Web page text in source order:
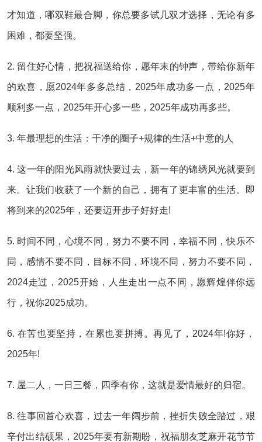
才知道，哪双鞋最合脚，你总要多试几双才选择，无论有多
困难，都要坚强。
2. 留住好心情，把祝福送给你，愿年末的钟声，带给你新年
的欢喜，愿2024年多多总结，2025年成功多一点，2025年
顺利多一点，2025年开心多一些，2025年成功再多些。
3. 年最理想的生活：干净的圈子+规律的生活+中意的人
4. 这一年的阳光风雨就快要过去，新一年的锦绣风光就要到
来。让我们收获了一个新的自己，拥有了更丰富的生活。即
将到来的2025年，还要迈开步子好好走!
5. 时间不同，心境不同，努力不要不同，幸福不同，快乐不
同，感情不要不同，目标不同，环境不同，努力不要不同，
2024走过，2025开始，人生走出一点不同，愿辉煌伴你远
行，祝你2025成功。
6. 在苦也要坚持，在累也要拼搏。再见了，2024年!你好，
2025年!
7. 屋二人，一日三餐，四季有你，这就是爱情最好的归宿。
8. 往事回首心欢喜，过去一年阔步前，挫折失败全踏过，艰
辛付出结硕果，2025年要有新期盼，祝福朋友芝麻开花节节